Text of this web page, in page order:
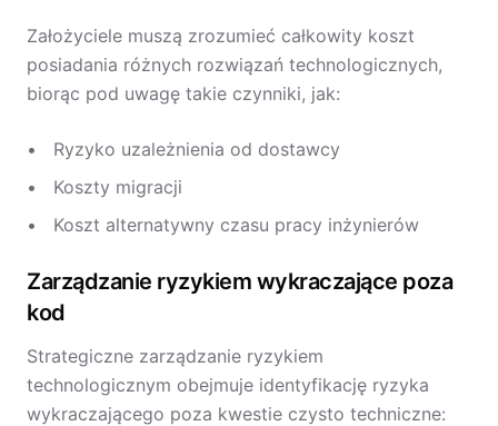
Założyciele muszą zrozumieć całkowity koszt
posiadania różnych rozwiązań technologicznych,
biorąc pod uwagę takie czynniki, jak:
Ryzyko uzależnienia od dostawcy
Koszty migracji
Koszt alternatywny czasu pracy inżynierów
Zarządzanie ryzykiem wykraczające poza
kod
Strategiczne zarządzanie ryzykiem
technologicznym obejmuje identyfikację ryzyka
wykraczającego poza kwestie czysto techniczne: